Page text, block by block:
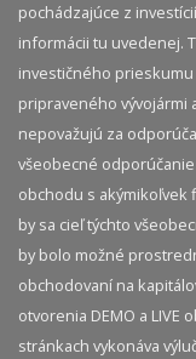
pochádzajúce z
informácii tu uvedenej.
investičného
pripraveného vývojármi
nepovažujú za
všeobecné
obchodu s akýmikoľvek
by sa cieľ týchto
by bolo možné
obchodovaní na
otvorenia DEMO a
stránkach vykonáva